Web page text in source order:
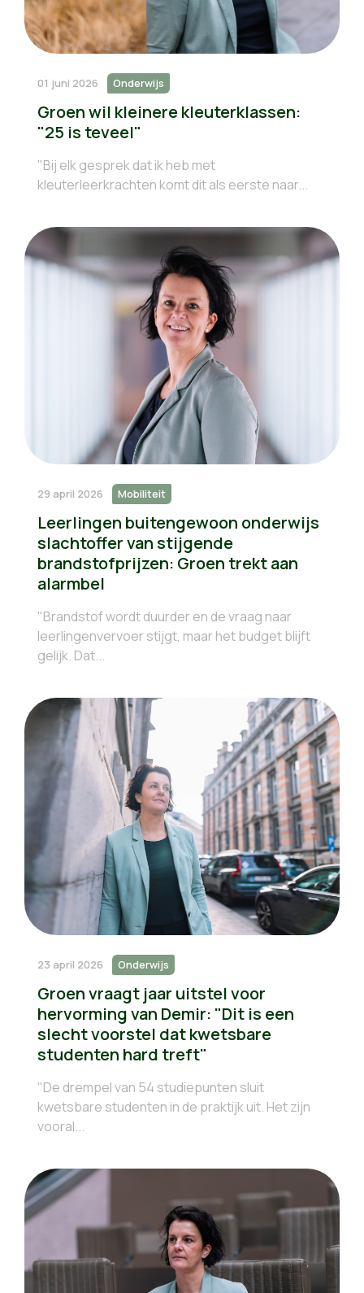
01 juni 2026 Onderwijs
Groen wil kleinere kleuterklassen:
"25 is teveel"
"Bij elk gesprek dat ik heb met
kleuterleerkrachten komt dit als eerste naar...
29 april 2026 Mobiliteit
Leerlingen buitengewoon onderwijs
slachtoffer van stijgende
brandstofprijzen: Groen trekt aan
alarmbel
"Brandstof wordt duurder en de vraag naar
leerlingenvervoer stijgt, maar het budget blijft
gelijk. Dat...
23 april 2026 Onderwijs
Groen vraagt jaar uitstel voor
hervorming van Demir: "Dit is een
slecht voorstel dat kwetsbare
studenten hard treft"
"De drempel van 54 studiepunten sluit
kwetsbare studenten in de praktijk uit. Het zijn
vooral...